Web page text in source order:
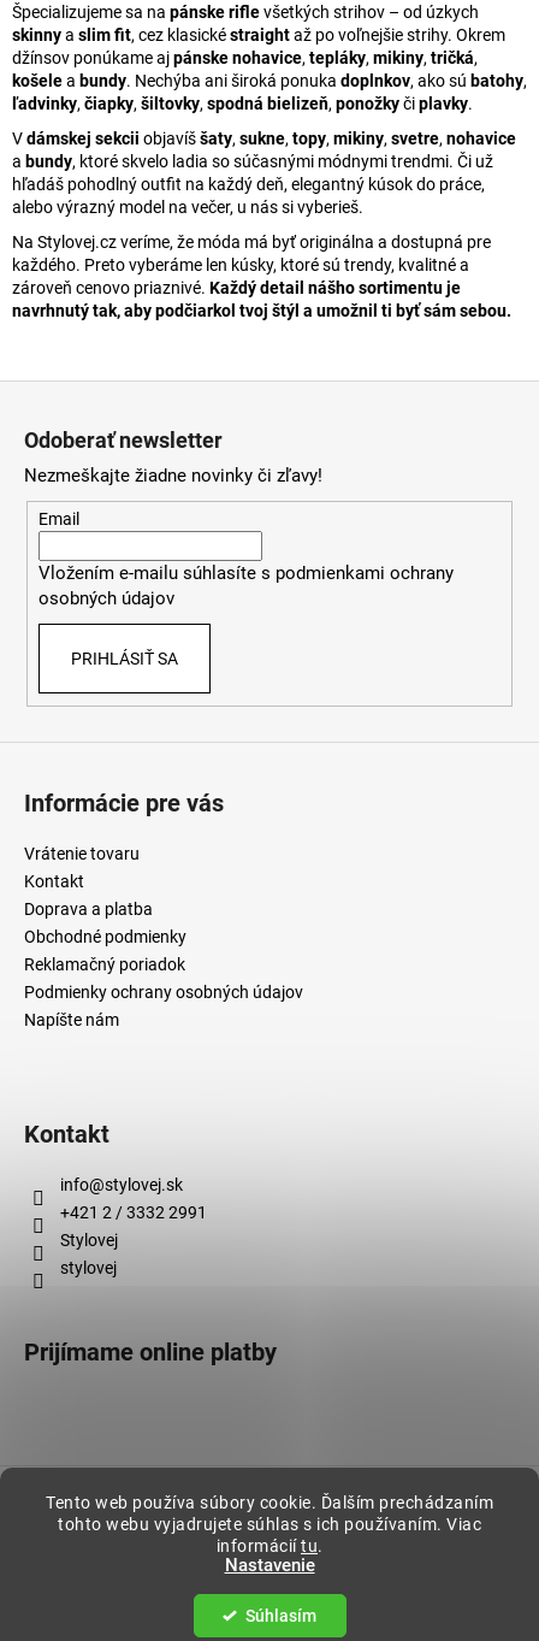
Tento web používa súbory cookie. Ďalším prechádzaním
tohto webu vyjadrujete súhlas s ich používaním. Viac
informáciítu.
Nastavenie
Súhlasím
Špecializujeme sa na pánske riflevšetkých strihov – od úzkych
skinnya slim fit, cez klasickéstraightaž po voľnejšie strihy. Okrem
džínsov ponúkame ajpánskenohavice, tepláky, mikiny, tričká,
košelea bundy. Nechýba ani široká ponuka doplnkov, ako sú batohy,
ľadvinky, čiapky, šiltovky, spodná bielizeň, ponožkyčiplavky.
Vdámskej sekcii objavíššaty, sukne, topy, mikiny, svetre, nohavice
a bundy, ktoré skvelo ladia so súčasnými módnymi trendmi. Či už
hľadáš pohodlný outfit na každý deň, elegantný kúsok do práce,
alebo výrazný model na večer, u nás si vyberieš.
Na Stylovej.cz veríme, že móda má byť originálna a dostupná pre
každého. Preto vyberáme len kúsky, ktoré sú trendy, kvalitné a
zároveň cenovo priaznivé. Každý detail nášho sortimentu je
navrhnutý tak, aby podčiarkol tvoj štýl a umožnil ti byť sám sebou.
Odoberať newsletter
Nezmeškajte žiadne novinky či zľavy!
Email
Vložením e-mailu súhlasíte s podmienkami ochrany
osobných údajov
PRIHLÁSIŤ SA
Informácie pre vás
Vrátenie tovaru
Kontakt
Doprava a platba
Obchodné podmienky
Reklamačný poriadok
Podmienky ochrany osobných údajov
Napíšte nám
Kontakt
info@stylovej.sk
+421 2 / 3332 2991
Stylovej
stylovej
Prijímame online platby
Vytvoril Shoptet
Copyright 2026Stylovej . Všetky práva vyhradené.